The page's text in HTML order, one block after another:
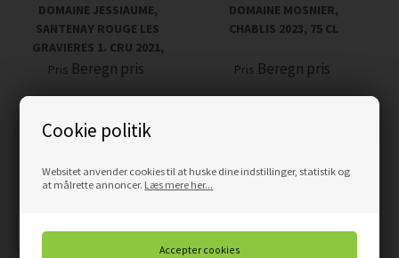
Cookie politik
Websitet anvender cookies til at huske dine indstillinger, statistik og
at målrette annoncer. Læs mere her...
DOMAINE JESSIAUME,
SANTENAY ROUGE LES
GRAVIERES 1. CRU 2021,
Pris Beregn pris
DOMAINE MOSNIER,
CHABLIS 2023, 75 CL
Pris Beregn pris